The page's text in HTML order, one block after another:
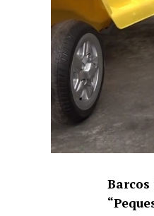
Barcos